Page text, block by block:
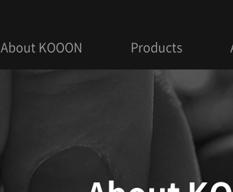
About KOOON Products